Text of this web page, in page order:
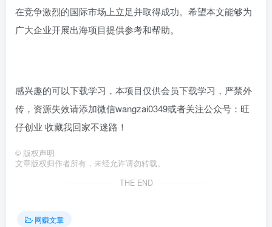
在竞争激烈的国际市场上立足并取得成功。希望本文能够为
广大企业开展出海项目提供参考和帮助。
感兴趣的可以下载学习，本项目仅供会员下载学习，严禁外
传，资源失效请添加微信wangzai0349或者关注公众号：旺
仔创业 收藏我回家不迷路！
© 版权声明
文章版权归作者所有，未经允许请勿转载。
THE END
网赚文章